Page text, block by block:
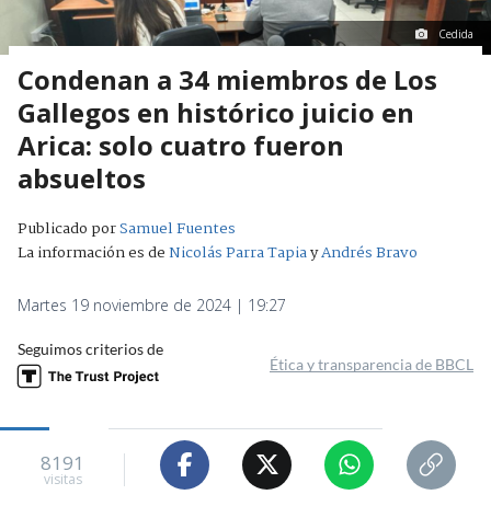
Cedida
Condenan a 34 miembros de Los
Gallegos en histórico juicio en
Arica: solo cuatro fueron
absueltos
Publicado porSamuel Fuentes
La información es deNicolás Parra TapiayAndrés Bravo
Martes 19 noviembre de 2024 | 19:27
Seguimos criterios de
Ética y transparencia de BBCL
8191
visitas